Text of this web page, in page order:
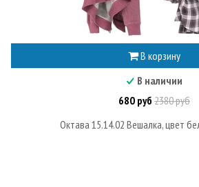
В корзину
В наличии
680 руб 2380 руб
Октава 15.14.02 Вешалка, цвет